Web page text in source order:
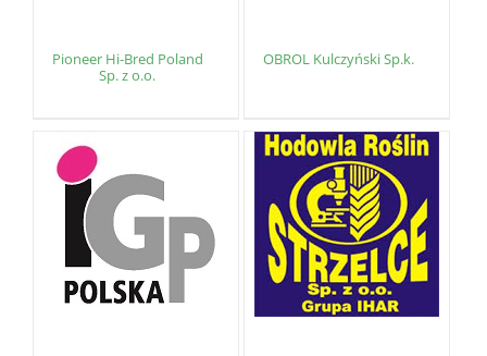
Pioneer Hi-Bred Poland
Sp. z o.o.
OBROL Kulczyński Sp.k.